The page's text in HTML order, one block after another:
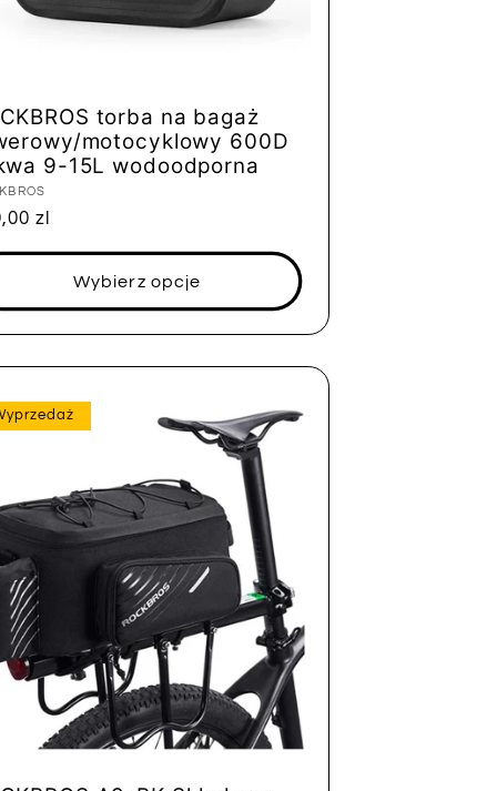
torba na bagaż
motocyklowy 600D
9-15L wodoodporna
zl
Wybierz opcje